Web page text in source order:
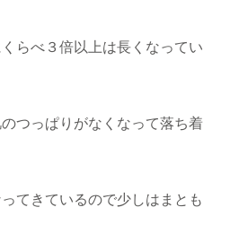
らべ３倍以上は長くなってい
つっぱりがなくなって落ち着
てきているので少しはまとも